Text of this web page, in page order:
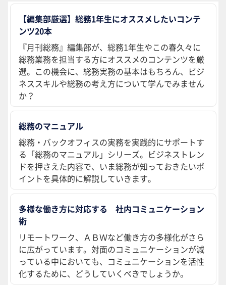
【編集部厳選】総務1年生にオススメしたいコンテ
ンツ20本
『月刊総務』編集部が、総務1年生やこの春久々に
総務業務を担当する方にオススメのコンテンツを厳
選。この機会に、総務実務の基本はもちろん、ビジ
ネススキルや総務の考え方について学んでみません
か？
総務のマニュアル
総務・バックオフィスの実務を実践的にサポートす
る「総務のマニュアル」シリーズ。ビジネストレン
ドを押さえた内容で、いま総務が知っておきたいポ
イントを具体的に解説していきます。
多様な働き方に対応する 社内コミュニケーション
術
リモートワーク、ＡＢＷなど働き方の多様化がさら
に広がっています。対面のコミュニケーションが減
っている中においても、コミュニケーションを活性
化するために、どうしていくべきでしょうか。